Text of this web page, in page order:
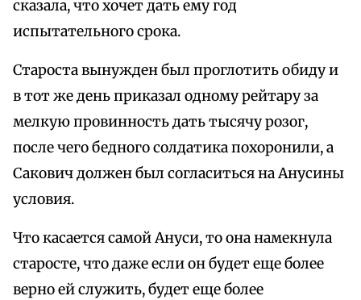
сказала, что хочет дать ему год
испытательного срока.
Староста вынужден был проглотить обиду и
в тот же день приказал одному рейтару за
мелкую провинность дать тысячу розог,
после чего бедного солдатика похоронили, а
Сакович должен был согласиться на Анусины
условия.
Что касается самой Ануси, то она намекнула
старосте, что даже если он будет еще более
верно ей служить, будет еще более